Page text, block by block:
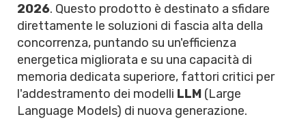
2026. Questo prodotto è destinato a sfidare
direttamente le soluzioni di fascia alta della
concorrenza, puntando su un'efficienza
energetica migliorata e su una capacità di
memoria dedicata superiore, fattori critici per
l'addestramento dei modelli LLM (Large
Language Models) di nuova generazione.